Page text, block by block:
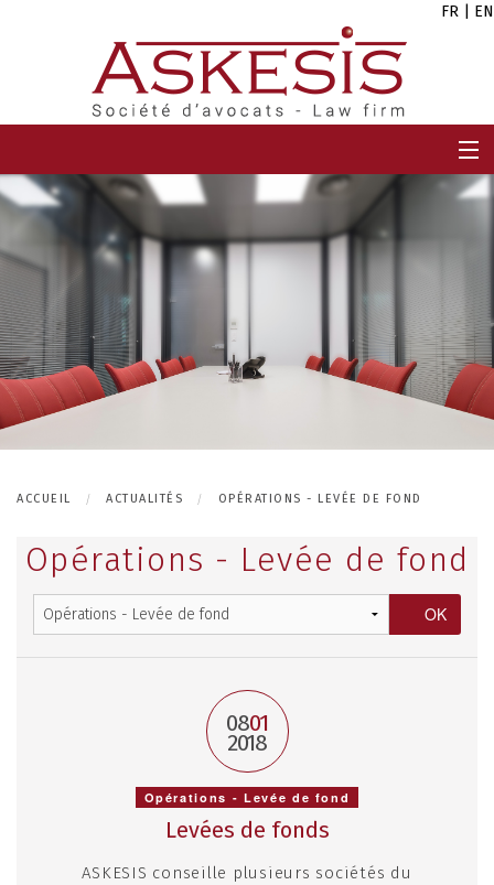
FR EN
EQUIPE
CARRIÈRES
ACTUALITÉS
ACCUEIL ACTUALITÉS OPÉRATIONS - LEVÉE DE FOND
Opérations - Levée de fond
0801
2018
Opérations - Levée de fond
Levées de fonds
ASKESIS conseille plusieurs sociétés du